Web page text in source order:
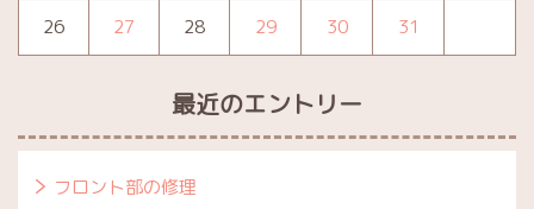
26 27 28 29 30 31
最近のエントリー
フロント部の修理